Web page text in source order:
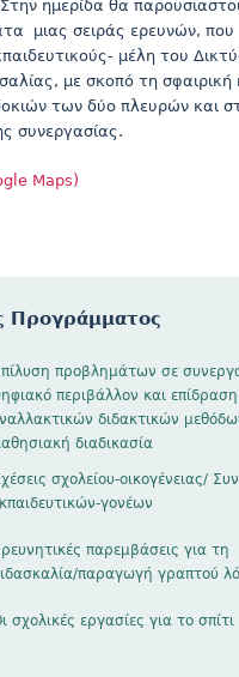
ημερίδα θα
μιας σειράς ερευνών, που
μέλη του
με σκοπό τη σφαιρική
των δύο πλευρών και
συνεργασίας.
Maps)
Προγράμματος
προβλημάτων σε
περιβάλλον και επίδραση
διδακτικών
διαδικασία
σχολείου-οικογένειας/
γονέων
παρεμβάσεις για τη
παραγωγή γραπτού
σχολικές εργασίες για το σπίτι